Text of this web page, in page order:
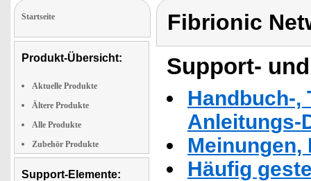
Startseite
Produkt-Übersicht:
Aktuelle Produkte
Ältere Produkte
Alle Produkte
Zubehör Produkte
Support-Elemente:
Fibrionic
Support-
Handbuch-,
Anleitungs-
Häufig